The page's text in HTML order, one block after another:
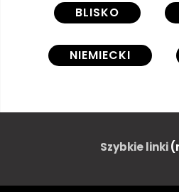
BLISKO
NIEMIECKI
KOLOR
WNĘTRZE
Szybkie linki